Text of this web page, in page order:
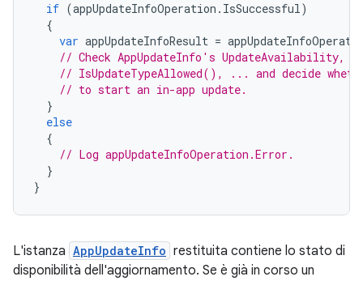
if (appUpdateInfoOperation . IsSuccessful)
{
var appUpdateInfoResult =
// Check AppUpdateInfo's UpdateAvailability,
// IsUpdateTypeAllowed(), ... and decide
// to start an in-app update.
}
else
{
// Log appUpdateInfoOperation.Error.
}
}
L'istanza AppUpdateInfo restituita contiene lo stato di
disponibilità dell'aggiornamento. Se è già in corso un